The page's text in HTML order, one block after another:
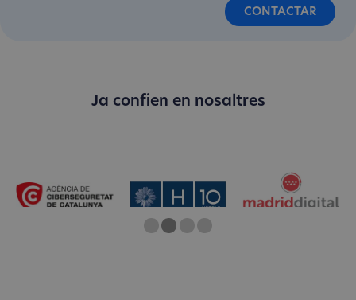
Ja confien en nosaltres
OneTwo
Current Slide
ThreeFour